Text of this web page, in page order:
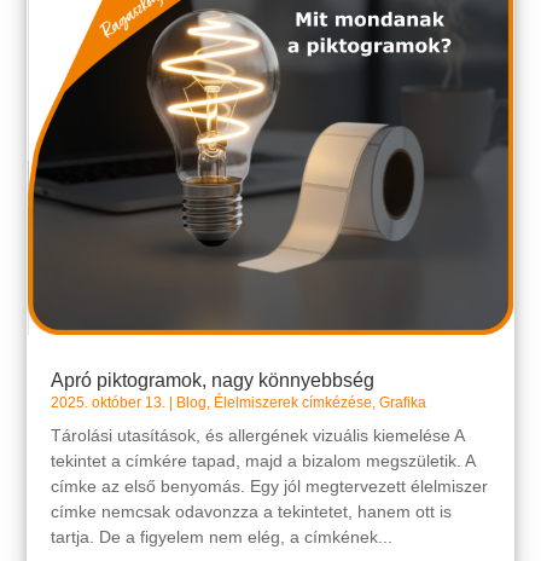
Apró piktogramok, nagy könnyebbség
2025. október 13. | Blog Élelmiszerek címkézése ,Grafika
Tárolási utasítások, és allergének vizuális kiemelése A
tekintet a címkére tapad, majd a bizalom megszületik. A
címke az első benyomás. Egy jól megtervezett élelmiszer
címke nemcsak odavonzza a tekintetet, hanem ott is
tartja. De a figyelem nem elég, a címkének...